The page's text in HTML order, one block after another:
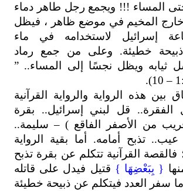
المساء !!! ويجمع رجل طاهر دماء
خارج المخيم في موضع ظاهر ، فيظل
إسرائيل لاستخدامه في ماء
ذبيحة خطيئة. وعلى من جمع رماد
ثيابه ويظل نجسًا إلى المساء.. ”
بين هذه الرواية والرواية القرآنية
قل لبني إسرائيل.. بقرة
من الأصفر الفاقع ) – سليمة..
تذبح أمامه. أما بقية الرواية
فالقصة القرآنية تتكلم عن بقرة تذبح
{ بِبَعْضِهَا } قتيل فيدل على قاتله
سفر العدد فيتكلم عن ذبيحة خطيئة